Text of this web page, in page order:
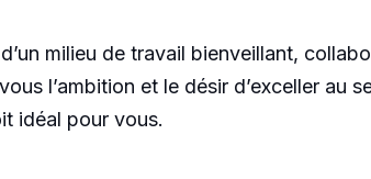
milieu de travail bienveillant,
l’ambition et le désir d’exceller au
idéal pour vous.